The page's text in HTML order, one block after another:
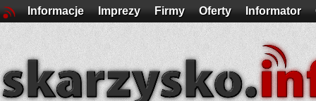
Informacje Imprezy Firmy Oferty Informator